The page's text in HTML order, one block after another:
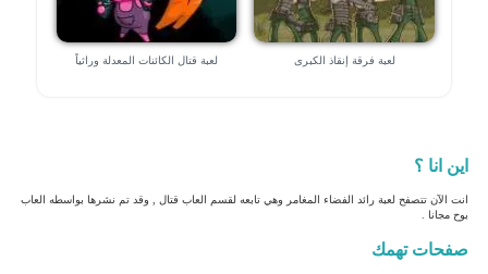
لعبة فرقة إنقاذ الكبرى لعبة قتال الكائنات المعدلة وراثياً
اين انا ؟
انت الآن تتصفح لعبة رائد الفضاء المغامر وهي تابعه لقسم العاب قتال , وقد تم نشرها بواسطه العاب
بوح مجانا .
صفحات تهمك